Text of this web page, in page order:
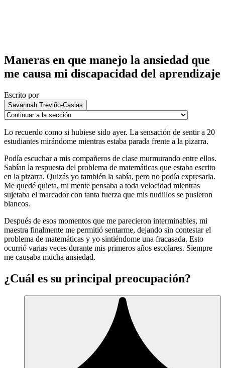
Maneras en que manejo la ansiedad que
me causa mi discapacidad del aprendizaje
Escrito por
Savannah Treviño-Casias
Lo recuerdo como si hubiese sido ayer. La sensación de sentir a 20
estudiantes mirándome mientras estaba parada frente a la pizarra.
Podía escuchar a mis compañeros de clase murmurando entre ellos.
Sabían la respuesta del problema de matemáticas que estaba escrito
en la pizarra. Quizás yo también la sabía, pero no podía expresarla.
Me quedé quieta, mi mente pensaba a toda velocidad mientras
sujetaba el marcador con tanta fuerza que mis nudillos se pusieron
blancos.
Después de esos momentos que me parecieron interminables, mi
maestra finalmente me permitió sentarme, dejando sin contestar el
problema de matemáticas y yo sintiéndome una fracasada. Esto
ocurrió varias veces durante mis primeros años escolares. Siempre
me causaba mucha ansiedad.
¿Cuál es su principal preocupación?